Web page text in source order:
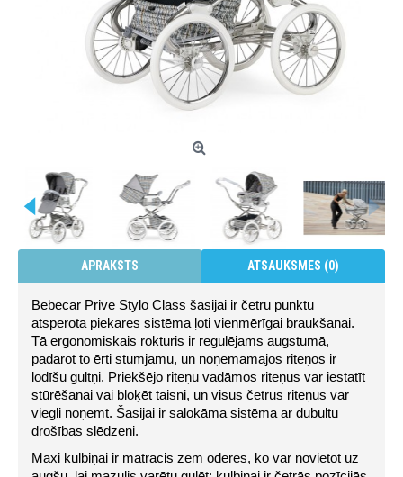
APRAKSTS ATSAUKSMES (0)
Bebecar Prive Stylo Class šasijai ir četru punktu
atsperota piekares sistēma ļoti vienmērīgai braukšanai.
Tā ergonomiskais rokturis ir regulējams augstumā,
padarot to ērti stumjamu, un noņemamajos riteņos ir
lodīšu gultņi. Priekšējo riteņu vadāmos riteņus var iestatīt
stūrēšanai vai bloķēt taisni, un visus četrus riteņus var
viegli noņemt. Šasijai ir salokāma sistēma ar dubultu
drošības slēdzeni.
Maxi kulbiņai ir matracis zem oderes, ko var novietot uz